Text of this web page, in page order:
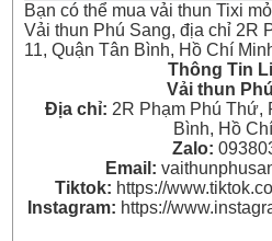
Bạn có thể mua vải thun Tixi
Vải thun Phú Sang, địa chỉ 2R
11, Quận Tân Bình, Hồ Chí
Thông Tin
Vải thun
Địa chỉ: 2R Phạm Phú Thứ,
Bình, Hồ
Zalo:
Email:
Tiktok: https://
Instagram: https://